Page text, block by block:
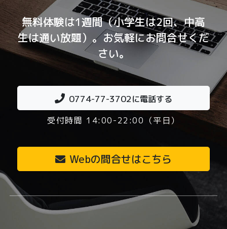
無料体験は1週間（小学生は2回、中高
生は通い放題）。お気軽にお問合せくだ
さい。
0774-77-3702に電話する
受付時間 14:00-22:00（平日）
Webの問合せはこちら